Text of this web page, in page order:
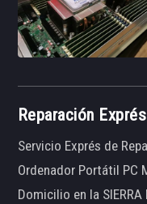
Reparación
Servicio Exprés de
Ordenador Portátil PC
Domicilio en la SIERRA